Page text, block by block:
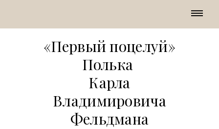
«Первый поцелуй»
Полька
Карла
Владимировича
Фельдмана